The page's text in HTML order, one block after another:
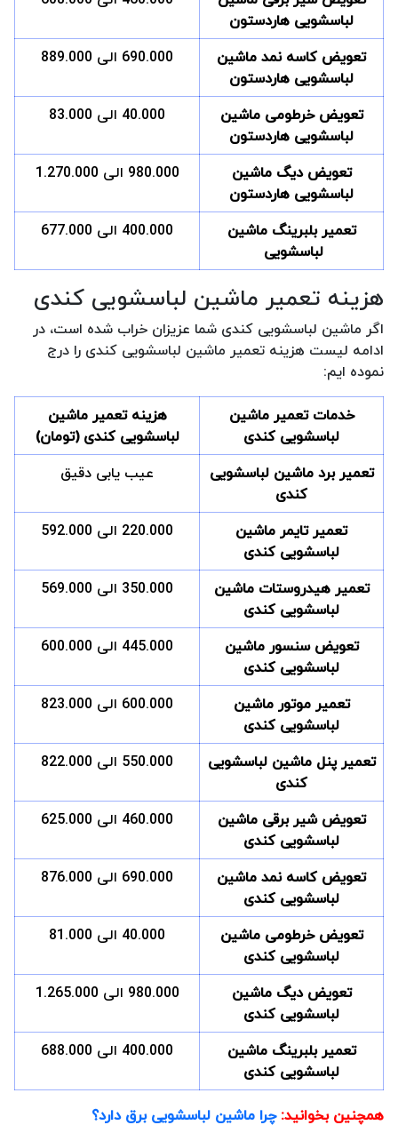
لباسشویی هاردستون
تعویض کاسه نمد ماشین
لباسشویی هاردستون
690.000 الی 889.000
تعویض خرطومی ماشین
لباسشویی هاردستون
40.000 الی 83.000
تعویض دیگ ماشین
لباسشویی هاردستون
980.000 الی 1.270.000
تعمیر بلبرینگ ماشین
لباسشویی
400.000 الی 677.000
هزینه تعمیر ماشین لباسشویی کندی
اگر ماشین لباسشویی کندی شما عزیزان خراب شده است، در
ادامه لیست هزینه تعمیر ماشین لباسشویی کندی را درج
نموده ایم:
خدمات تعمیر ماشین
لباسشویی کندی
هزینه تعمیر ماشین
لباسشویی کندی (تومان)
تعمیر برد ماشین لباسشویی
کندی
عیب یابی دقیق
تعمیر تایمر ماشین
لباسشویی کندی
220.000 الی 592.000
تعمیر هیدروستات ماشین
لباسشویی کندی
350.000 الی 569.000
تعویض سنسور ماشین
لباسشویی کندی
445.000 الی 600.000
تعمیر موتور ماشین
لباسشویی کندی
600.000 الی 823.000
تعمیر پنل ماشین لباسشویی
کندی
550.000 الی 822.000
تعویض شیر برقی ماشین
لباسشویی کندی
460.000 الی 625.000
تعویض کاسه نمد ماشین
لباسشویی کندی
690.000 الی 876.000
تعویض خرطومی ماشین
لباسشویی کندی
40.000 الی 81.000
تعویض دیگ ماشین
لباسشویی کندی
980.000 الی 1.265.000
تعمیر بلبرینگ ماشین
لباسشویی کندی
400.000 الی 688.000
همچنین بخوانید:چرا ماشین لباسشویی برق دارد؟